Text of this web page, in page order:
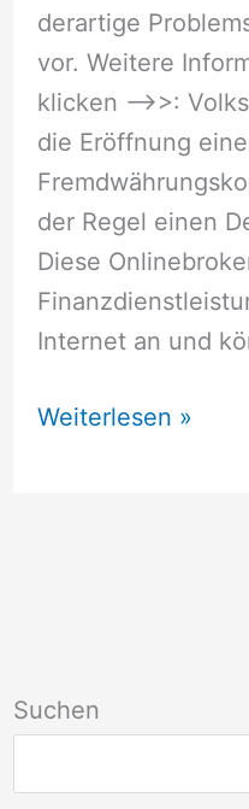
Suchen
derartige
vor. Weitere
klicken –>>:
die Eröffnung
der Regel einen
Diese
Internet an und
Volksbank
Weiterlesen »